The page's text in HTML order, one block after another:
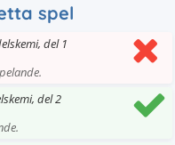
spel
del 1
del 2